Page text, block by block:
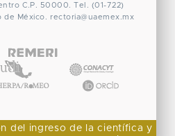
C.P. 50000. Tel. (01-722)
de México. rectoria@uaemex.mx
del ingreso de la científica y